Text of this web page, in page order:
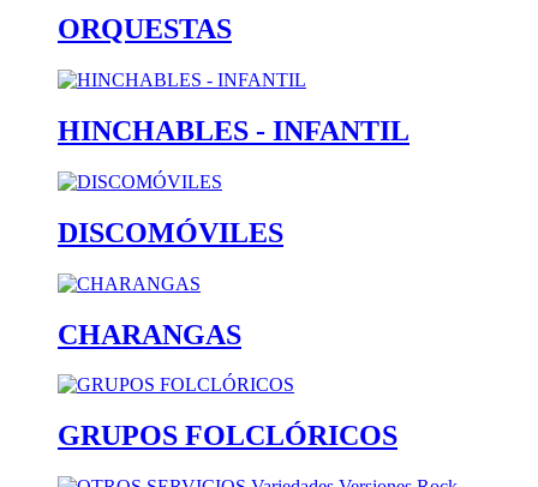
ORQUESTAS
HINCHABLES - INFANTIL
DISCOMÓVILES
CHARANGAS
GRUPOS FOLCLÓRICOS